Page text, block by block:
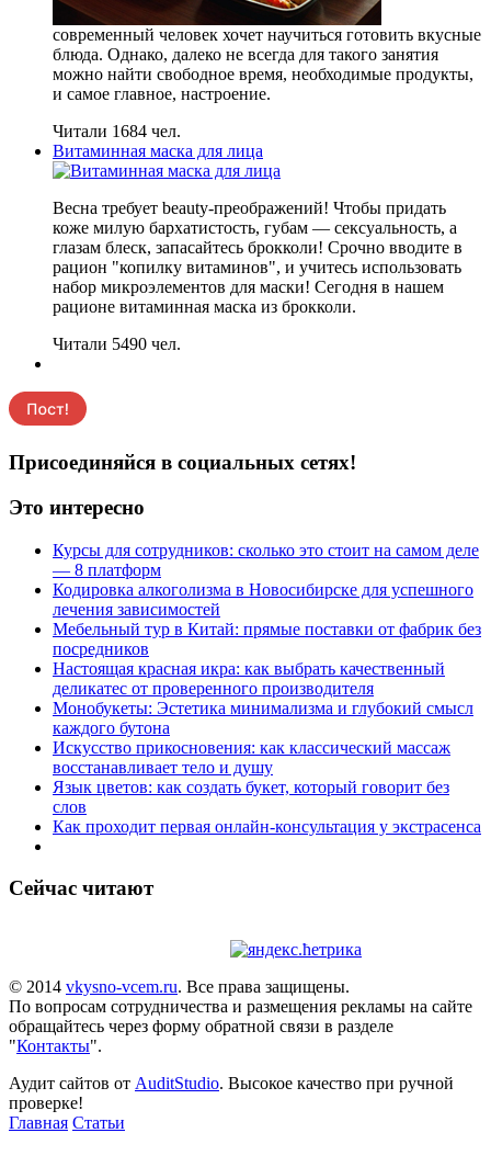
современный человек хочет научиться готовить вкусные
блюда. Однако, далеко не всегда для такого занятия
можно найти свободное время, необходимые продукты,
и самое главное, настроение.
Читали 1684 чел.
Витаминная маска для лица
Весна требует beauty-преображений! Чтобы придать
коже милую бархатистость, губам — сексуальность, а
глазам блеск, запасайтесь брокколи! Срочно вводите в
рацион "копилку витаминов", и учитесь использовать
набор микроэлементов для маски! Сегодня в нашем
рационе витаминная маска из брокколи.
Читали 5490 чел.
Присоединяйся в социальных сетях!
Это интересно
Курсы для сотрудников: сколько это стоит на самом деле
— 8 платформ
Кодировка алкоголизма в Новосибирске для успешного
лечения зависимостей
Мебельный тур в Китай: прямые поставки от фабрик без
посредников
Настоящая красная икра: как выбрать качественный
деликатес от проверенного производителя
Монобукеты: Эстетика минимализма и глубокий смысл
каждого бутона
Искусство прикосновения: как классический массаж
восстанавливает тело и душу
Язык цветов: как создать букет, который говорит без
слов
Как проходит первая онлайн-консультация у экстрасенса
Сейчас читают
© 2014 vkysno-vcem.ru. Все права защищены.
По вопросам сотрудничества и размещения рекламы на сайте
обращайтесь через форму обратной связи в разделе
"Контакты".
Аудит сайтов от AuditStudio. Высокое качество при ручной
проверке!
Главная Статьи